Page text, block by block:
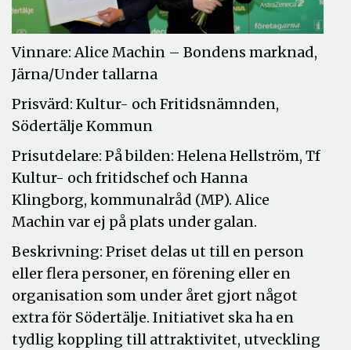
Vinnare: Alice Machin – Bondens marknad,
Järna/Under tallarna
Prisvärd: Kultur- och Fritidsnämnden,
Södertälje Kommun
Prisutdelare: På bilden: Helena Hellström, Tf
Kultur- och fritidschef och Hanna
Klingborg, kommunalråd (MP). Alice
Machin var ej på plats under galan.
Beskrivning: Priset delas ut till en person
eller flera personer, en förening eller en
organisation som under året gjort något
extra för Södertälje. Initiativet ska ha en
tydlig koppling till attraktivitet, utveckling